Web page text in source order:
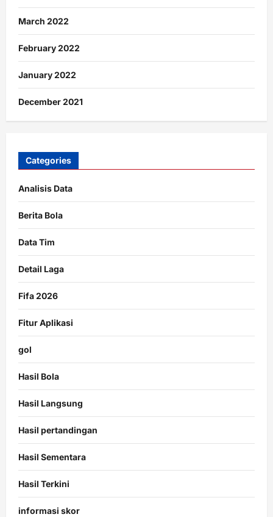
March 2022
February 2022
January 2022
December 2021
Categories
Analisis Data
Berita Bola
Data Tim
Detail Laga
Fifa 2026
Fitur Aplikasi
gol
Hasil Bola
Hasil Langsung
Hasil pertandingan
Hasil Sementara
Hasil Terkini
informasi skor